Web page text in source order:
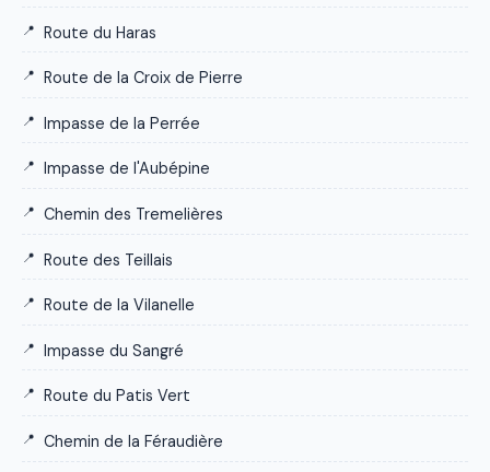
Route du Haras
Route de la Croix de Pierre
Impasse de la Perrée
Impasse de l'Aubépine
Chemin des Tremelières
Route des Teillais
Route de la Vilanelle
Impasse du Sangré
Route du Patis Vert
Chemin de la Féraudière